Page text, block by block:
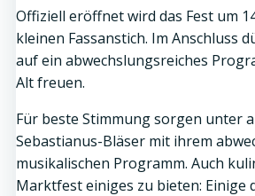
Offiziell eröffnet wird das Fest um
kleinen Fassanstich. Im Anschluss
auf ein abwechslungsreiches
Alt freuen.
Für beste Stimmung sorgen unter
Sebastianus-Bläser mit ihrem
musikalischen Programm. Auch
Marktfest einiges zu bieten: Einige